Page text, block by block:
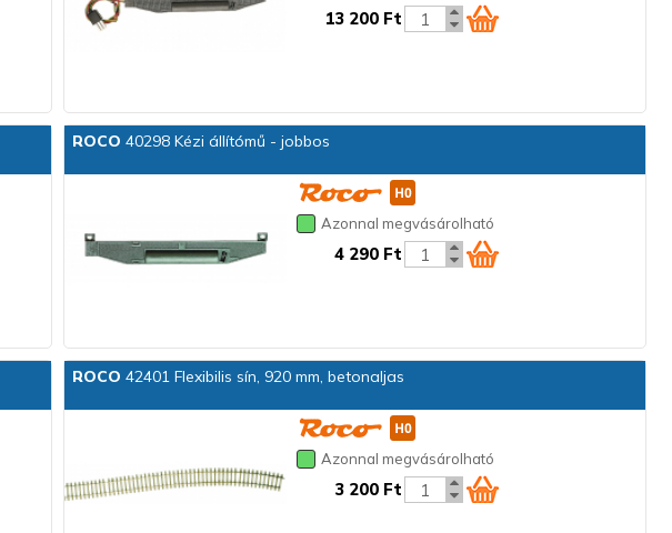
13 200 Ft
ROCO 40298 Kézi állítómű - jobbos
Azonnal megvásárolható
4 290 Ft
ROCO 42401 Flexibilis sín, 920 mm, betonaljas
Azonnal megvásárolható
3 200 Ft